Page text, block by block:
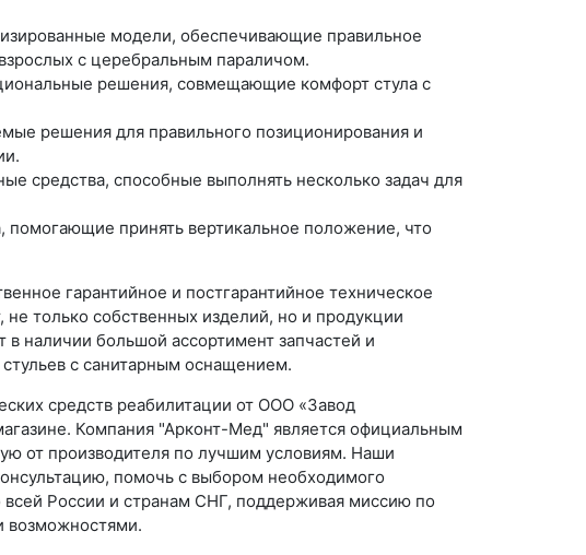
модели, обеспечивающие правильное
с церебральным параличом.
решения, совмещающие комфорт стула с
решения для правильного позиционирования и
средства, способные выполнять несколько задач для
принять вертикальное положение, что
гарантийное и постгарантийное техническое
только собственных изделий, но и продукции
наличии большой ассортимент запчастей и
с санитарным оснащением.
средств реабилитации от ООО «Завод
Компания "Арконт-Мед" является официальным
от производителя по лучшим условиям. Наши
помочь с выбором необходимого
России и странам СНГ, поддерживая миссию по
возможностями.